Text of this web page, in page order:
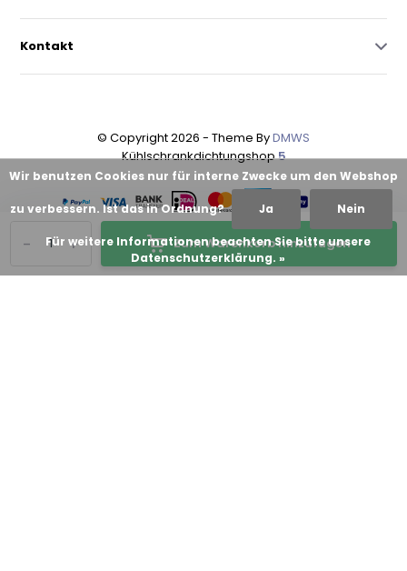
+
- Zum Warenkorb hinzufügen
Kontakt
© Copyright 2026 - Theme ByDMWS
Kühlschrankdichtungshop5
Wir benutzen Cookies nur für interne Zwecke um den Webshop
zu verbessern. Ist das in Ordnung? Ja Nein
Für weitere Informationen beachten Sie bitte unsere
Datenschutzerklärung. »